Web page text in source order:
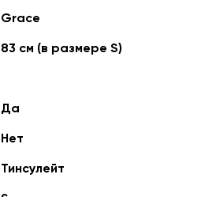
Grace
83 см (в размере S)
Да
Нет
Тинсулейт